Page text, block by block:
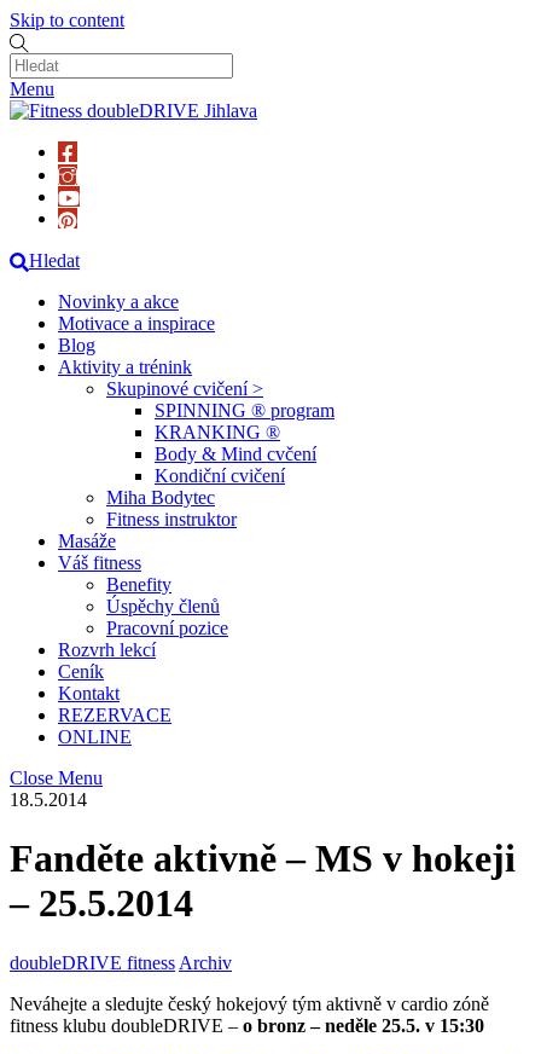
Skip to content
Menu
Hledat
Novinky a akce
Motivace a inspirace
Blog
Aktivity a trénink
Skupinové cvičení >
SPINNING ® program
KRANKING ®
Body & Mind cvčení
Kondiční cvičení
Miha Bodytec
Fitness instruktor
Masáže
Váš fitness
Benefity
Úspěchy členů
Pracovní pozice
Rozvrh lekcí
Ceník
Kontakt
REZERVACE
ONLINE
Close Menu
18.5.2014
Fanděte aktivně – MS v hokeji
– 25.5.2014
doubleDRIVE fitness Archiv
Neváhejte a sledujte český hokejový tým aktivně v cardio zóně
fitness klubu doubleDRIVE – o bronz – neděle 25.5. v 15:30